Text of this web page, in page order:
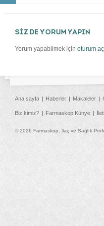
SİZ DE YORUM YAPIN
Yorum yapabilmek için oturum
Ana sayfa Haberler Makaleler
Biz kimiz? Farmaskop Künye
© 2026 Farmaskop, İlaç ve Sağlık